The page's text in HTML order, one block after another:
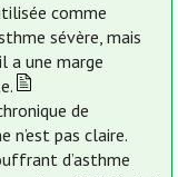
comme
sévère, mais
une marge
de
n’est pas claire.
d’asthme